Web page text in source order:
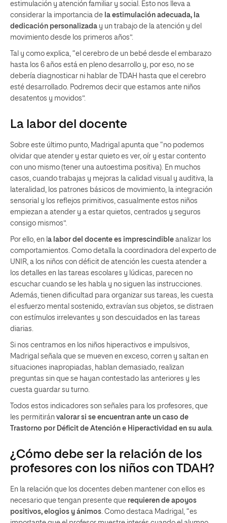
estimulación y atención familiar y social. Esto nos lleva a
considerar la importancia de la estimulación adecuada, la
dedicación personalizada y un trabajo de la atención y del
movimiento desde los primeros años”.
Tal y como explica, “el cerebro de un bebé desde el embarazo
hasta los 6 años está en pleno desarrollo y, por eso, no se
debería diagnosticar ni hablar de TDAH hasta que el cerebro
esté desarrollado. Podremos decir que estamos ante niños
desatentos y movidos”.
La labor del docente
Sobre este último punto, Madrigal apunta que “no podemos
olvidar que atender y estar quieto es ver, oír y estar contento
con uno mismo (tener una autoestima positiva). En muchos
casos, cuando trabajas y mejoras la calidad visual y auditiva, la
lateralidad, los patrones básicos de movimiento, la integración
sensorial y los reflejos primitivos, casualmente estos niños
empiezan a atender y a estar quietos, centrados y seguros
consigo mismos”.
Por ello, en l a labor del docente es imprescindible analizar los
comportamientos. Como detalla la coordinadora del experto de
UNIR, a los niños con déficit de atención les cuesta atender a
los detalles en las tareas escolares y lúdicas, parecen no
escuchar cuando se les habla y no siguen las instrucciones.
Además, tienen dificultad para organizar sus tareas, les cuesta
el esfuerzo mental sostenido, extravían sus objetos, se distraen
con estímulos irrelevantes y son descuidados en las tareas
diarias.
Si nos centramos en los niños hiperactivos e impulsivos,
Madrigal señala que se mueven en exceso, corren y saltan en
situaciones inapropiadas, hablan demasiado, realizan
preguntas sin que se hayan contestado las anteriores y les
cuesta guardar su turno.
Todos estos indicadores son señales para los profesores, que
les permitirán valorar si se encuentran ante un caso de
Trastorno por Déficit de Atención e Hiperactividad en su aula.
¿Cómo debe ser la relación de los
profesores con los niños con TDAH?
En la relación que los docentes deben mantener con ellos es
necesario que tengan presente que requieren de apoyos
positivos, elogios y ánimos. Como destaca Madrigal, “es